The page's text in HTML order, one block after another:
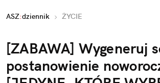
Rozrywka
ASZ:dziennik ŻYCIE
[ZABAWA] Wygeneruj
postanowienie